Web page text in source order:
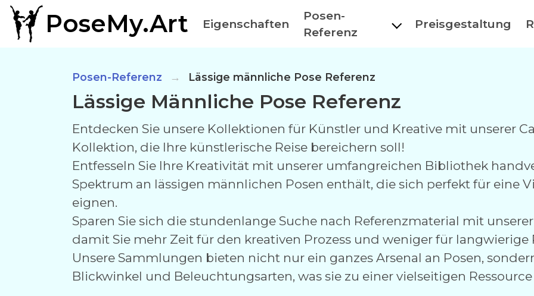
PoseMy.Art Eigenschaften
Posen-
Referenz
Preisgestaltung
Posen-Referenz Lässige männliche Pose Referenz
Lässige Männliche Pose Referenz
Entdecken Sie unsere Kollektionen für Künstler und Kreative mit unserer
Kollektion, die Ihre künstlerische Reise bereichern soll!
Entfesseln Sie Ihre Kreativität mit unserer umfangreichen Bibliothek
Spektrum an lässigen männlichen Posen enthält, die sich perfekt für eine
eignen.
Sparen Sie sich die stundenlange Suche nach Referenzmaterial mit
damit Sie mehr Zeit für den kreativen Prozess und weniger für langwierige
Unsere Sammlungen bieten nicht nur ein ganzes Arsenal an Posen,
Blickwinkel und Beleuchtungsarten, was sie zu einer vielseitigen